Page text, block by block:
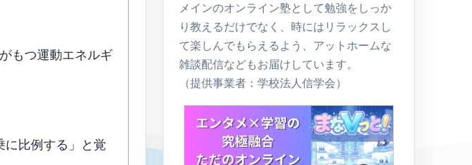
もつ運動エネルギ
に比例する」と覚
メインのオンライン塾として勉強をしっか
り教えるだけでなく、時にはリラックスし
て楽しんでもらえるよう、アットホームな
雑談配信などもお届けしています。
（提供事業者：学校法人信学会）